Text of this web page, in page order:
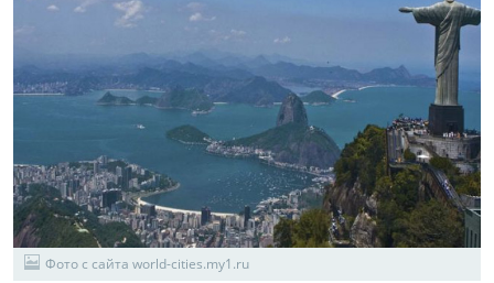
Фото с сайта world-cities.my1.ru